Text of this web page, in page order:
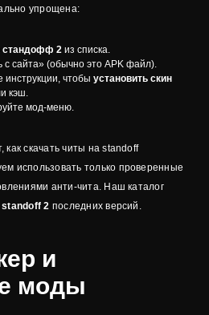
упрощена:
стандофф 2 из списка.
с сайта» (обычно это APK файл).
инструкции, чтобы установить скин
кэш.
мод-меню.
скачать читы на standoff
использовать только проверенные
анти-чита. Наш каталог
2 последних версий.
и
моды